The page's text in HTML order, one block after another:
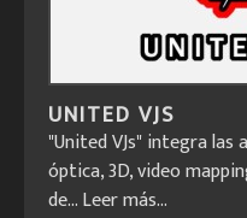
UNITED VJS
"United VJs" integra
óptica, 3D, video
de...Leer más...